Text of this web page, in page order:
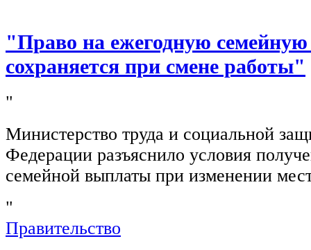
"Право на ежегодную
сохраняется при смене работы"
"
Министерство труда и социальной
Федерации разъяснило условия
семейной выплаты при изменении
"
Правительство